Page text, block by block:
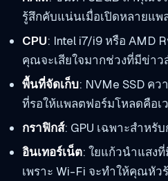
รู้สึกคับแน่นเมื่อเปิดหลายแ
CPU: Intel i7/i9 หรือ AMD
คุณจะเสียใจมากช่วงที่มีข่า
พื้นที่จัดเก็บ: NVMe SSD คว
ที่รอให้แพลตฟอร์มโหลดคือเ
กราฟิกส์: GPU เฉพาะสำหรั
อินเทอร์เน็ต: ใยแก้วนำแสง
เพราะ Wi-Fi จะทำให้คุณหั